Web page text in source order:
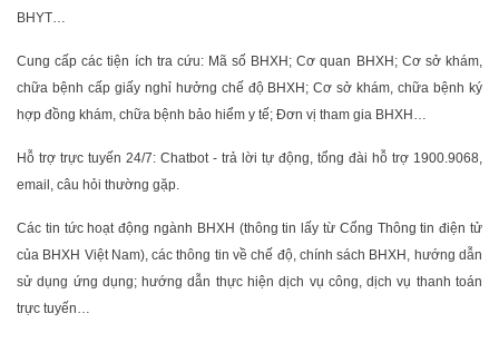
BHYT…
Cung cấp các tiện ích tra cứu: Mã số BHXH; Cơ quan BHXH; Cơ sở khám,
chữa bệnh cấp giấy nghỉ hưởng chế độ BHXH; Cơ sở khám, chữa bệnh ký
hợp đồng khám, chữa bệnh bảo hiểm y tế; Đơn vị tham gia BHXH…
Hỗ trợ trực tuyến 24/7: Chatbot - trả lời tự động, tổng đài hỗ trợ 1900.9068,
email, câu hỏi thường gặp.
Các tin tức hoạt động ngành BHXH (thông tin lấy từ Cổng Thông tin điện tử
của BHXH Việt Nam), các thông tin về chế độ, chính sách BHXH, hướng dẫn
sử dụng ứng dụng; hướng dẫn thực hiện dịch vụ công, dịch vụ thanh toán
trực tuyến…